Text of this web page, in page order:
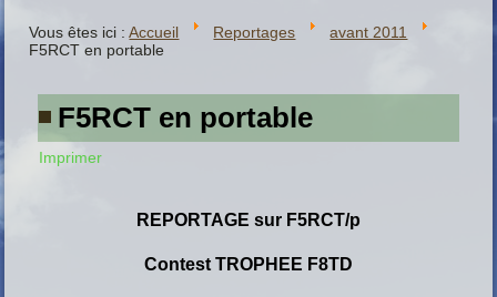
Vous êtes ici :Accueil Reportages
avant 2011
F5RCT en portable
F5RCT en portable
Imprimer
REPORTAGE sur F5RCT/p
Contest TROPHEE F8TD